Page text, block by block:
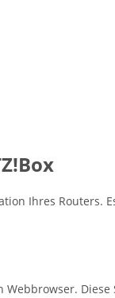
Ihres Routers.
Webbrowser.